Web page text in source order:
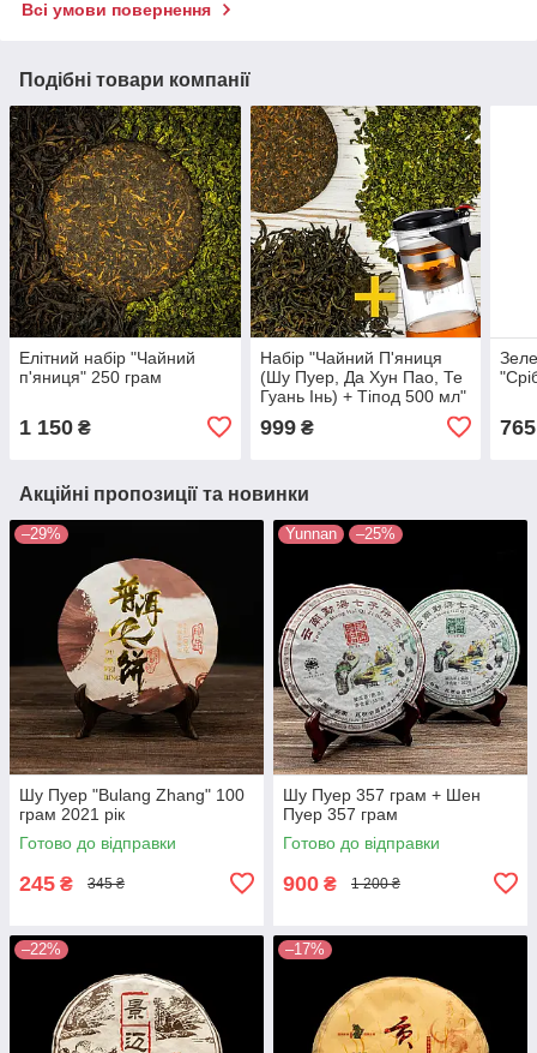
Всі умови повернення
Подібні товари компанії
Елітний набір "Чайний
п'яниця" 250 грам
1 150 ₴
Набір "Чайний П'яниця
(Шу Пуер, Да Хун Пао, Те
Гуань Інь) + Тіпод 500 мл"
999₴ 765
Акційні пропозиції та новинки
–29%
Шу Пуер "Bulang Zhang" 100
грам 2021 рік
Готово до відправки
245 ₴ 345 ₴
Yunnan –25%
Шу Пуер 357 грам + Шен
Пуер 357 грам
Готово до відправки
900 ₴ 1 200 ₴
–22% –17%